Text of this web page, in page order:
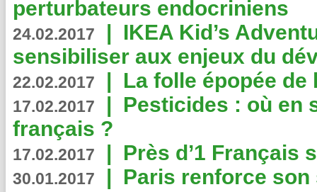
perturbateurs endocriniens
24.02.2017 | IKEA Kid’s
sensibiliser aux enjeux du
22.02.2017 | La folle épopée de
17.02.2017 | Pesticides : où en
français ?
17.02.2017 | Près d’1 Français
30.01.2017 | Paris renforce